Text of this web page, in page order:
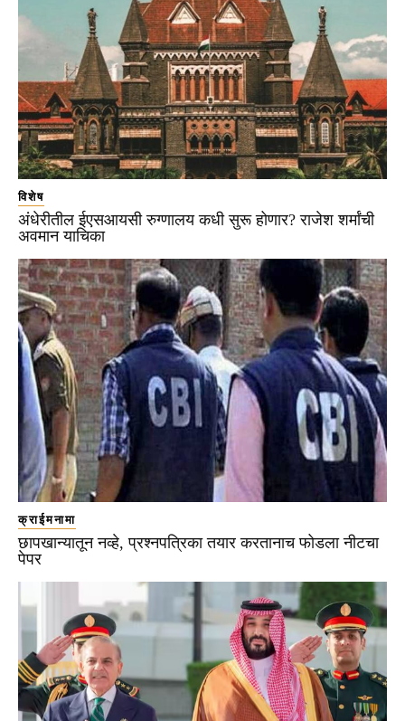
विशेष
अंधेरीतील ईएसआयसी रुग्णालय कधी सुरू होणार? राजेश शर्मांची
अवमान याचिका
क्राईमनामा
छापखान्यातून नव्हे, प्रश्नपत्रिका तयार करतानाच फोडला नीटचा
पेपर